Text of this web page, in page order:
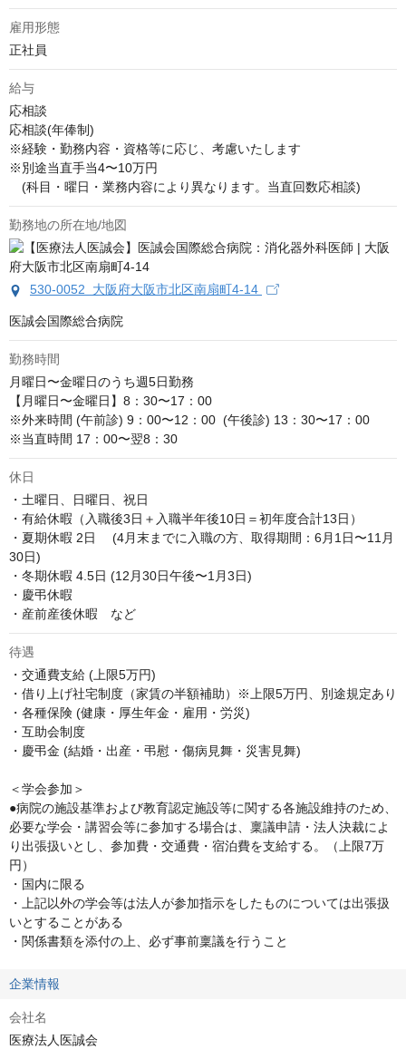
雇用形態
正社員
給与
応相談
応相談(年俸制)
※経験・勤務内容・資格等に応じ、考慮いたします
※別途当直手当4〜10万円
(科目・曜日・業務内容により異なります。当直回数応相談)
勤務地の所在地/地図
530-0052 大阪府大阪市北区南扇町4-14
医誠会国際総合病院
勤務時間
月曜日〜金曜日のうち週5日勤務
【月曜日〜金曜日】8：30〜17：00
※外来時間 (午前診) 9：00〜12：00  (午後診) 13：30〜17：00
※当直時間 17：00〜翌8：30
休日
・土曜日、日曜日、祝日
・有給休暇（入職後3日＋入職半年後10日＝初年度合計13日）
・夏期休暇 2日　 (4月末までに入職の方、取得期間：6月1日〜11月
30日)
・冬期休暇 4.5日 (12月30日午後〜1月3日)
・慶弔休暇
・産前産後休暇　など
待遇
・交通費支給 (上限5万円)
・借り上げ社宅制度（家賃の半額補助）※上限5万円、別途規定あり
・各種保険 (健康・厚生年金・雇用・労災)
・互助会制度
・慶弔金 (結婚・出産・弔慰・傷病見舞・災害見舞)
＜学会参加＞
●病院の施設基準および教育認定施設等に関する各施設維持のため、
必要な学会・講習会等に参加する場合は、稟議申請・法人決裁によ
り出張扱いとし、参加費・交通費・宿泊費を支給する。（上限7万
円）
・国内に限る
・上記以外の学会等は法人が参加指示をしたものについては出張扱
いとすることがある
・関係書類を添付の上、必ず事前稟議を行うこと
企業情報
会社名
医療法人医誠会